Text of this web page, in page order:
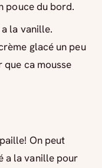
pouce du bord.
la vanille.
glacé un peu
ca mousse
On peut
a la vanille pour